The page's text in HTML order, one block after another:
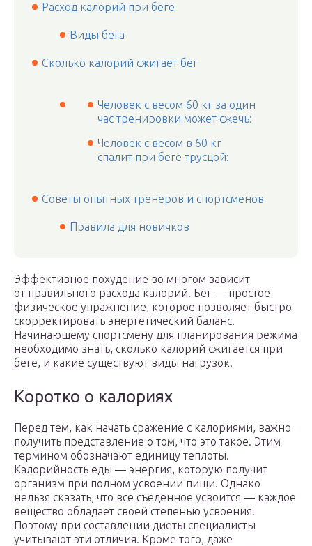
Расход калорий при беге
Виды бега
Сколько калорий сжигает бег
Человек с весом 60 кг за один
час тренировки может сжечь:
Человек с весом в 60 кг
спалит при беге трусцой:
Советы опытных тренеров и спортсменов
Правила для новичков
Эффективное похудение во многом зависит
от правильного расхода калорий. Бег — простое
физическое упражнение, которое позволяет быстро
скорректировать энергетический баланс.
Начинающему спортсмену для планирования режима
необходимо знать, сколько калорий сжигается при
беге, и какие существуют виды нагрузок.
Коротко о калориях
Перед тем, как начать сражение с калориями, важно
получить представление о том, что это такое. Этим
термином обозначают единицу теплоты.
Калорийность еды — энергия, которую получит
организм при полном усвоении пищи. Однако
нельзя сказать, что все съеденное усвоится — каждое
вещество обладает своей степенью усвоения.
Поэтому при составлении диеты специалисты
учитывают эти отличия. Кроме того, даже